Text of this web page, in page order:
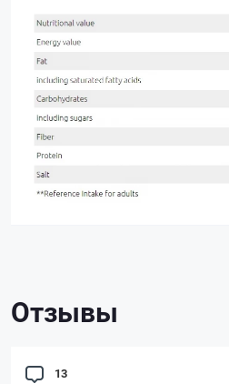
Отзывы
13